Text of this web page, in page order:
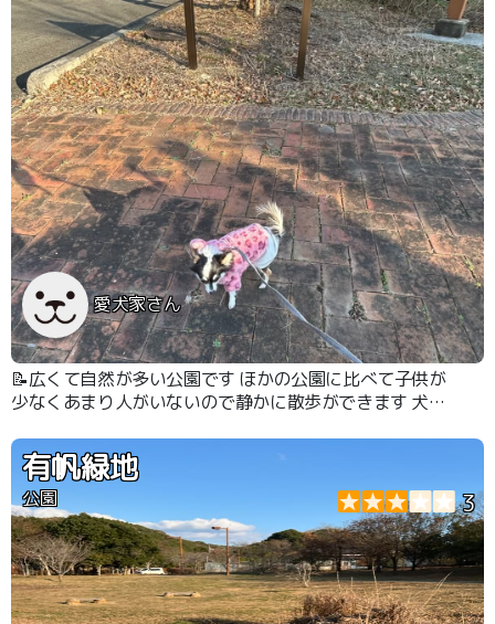
愛犬家さん
📝広くて自然が多い公園です ほかの公園に比べて子供が
少なくあまり人がいないので静かに散歩ができます 犬の
有帆緑地
公園 3